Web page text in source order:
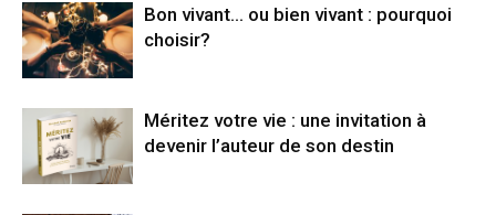
Bon vivant… ou bien vivant : pourquoi
choisir?
Méritez votre vie : une invitation à
devenir l’auteur de son destin